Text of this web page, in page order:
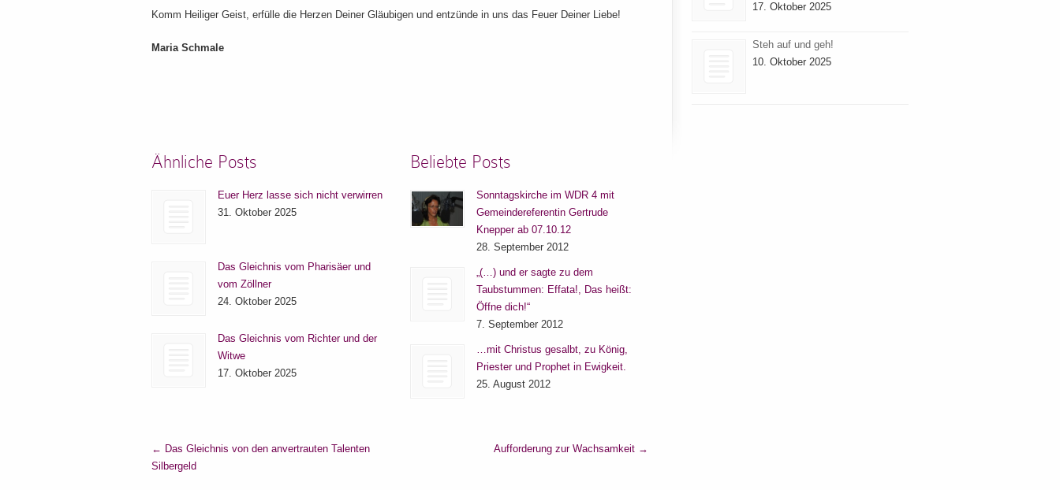
Komm Heiliger Geist, erfülle die Herzen Deiner Gläubigen und entzünde in uns das Feuer Deiner Liebe!
Maria Schmale
Ähnliche Posts
Euer Herz lasse sich nicht verwirren
31. Oktober 2025
Das Gleichnis vom Pharisäer und
vom Zöllner
24. Oktober 2025
Das Gleichnis vom Richter und der
Witwe
17. Oktober 2025
Beliebte Posts
Sonntagskirche im WDR 4 mit
Gemeindereferentin Gertrude
Knepper ab 07.10.12
28. September 2012
„(…) und er sagte zu dem
Taubstummen: Effata!, Das heißt:
Öffne dich!“
7. September 2012
…mit Christus gesalbt, zu König,
Priester und Prophet in Ewigkeit.
25. August 2012
← Das Gleichnis von den anvertrauten Talenten
Silbergeld
Aufforderung zur Wachsamkeit →
17. Oktober 2025
Steh auf und geh!
10. Oktober 2025